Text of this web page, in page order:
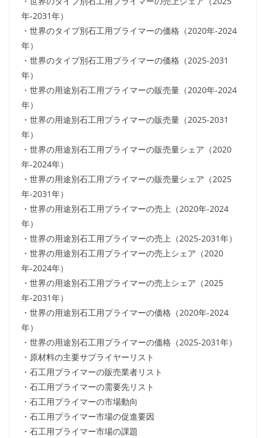
年-2031年）
・世界のタイプ別石工用プライマーの価格（2020年-2024
年）
・世界のタイプ別石工用プライマーの価格（2025-2031
年）
・世界の用途別石工用プライマーの販売量（2020年-2024
年）
・世界の用途別石工用プライマーの販売量（2025-2031
年）
・世界の用途別石工用プライマーの販売量シェア（2020
年-2024年）
・世界の用途別石工用プライマーの販売量シェア（2025
年-2031年）
・世界の用途別石工用プライマーの売上（2020年-2024
年）
・世界の用途別石工用プライマーの売上（2025-2031年）
・世界の用途別石工用プライマーの売上シェア（2020
年-2024年）
・世界の用途別石工用プライマーの売上シェア（2025
年-2031年）
・世界の用途別石工用プライマーの価格（2020年-2024
年）
・世界の用途別石工用プライマーの価格（2025-2031年）
・原材料の主要サプライヤーリスト
・石工用プライマーの販売業者リスト
・石工用プライマーの需要先リスト
・石工用プライマーの市場動向
・石工用プライマー市場の促進要因
・石工用プライマー市場の課題